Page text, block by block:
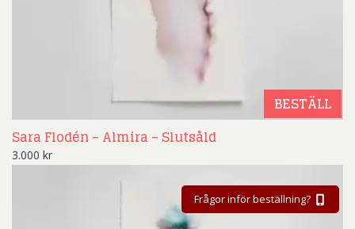
BESTÄLL
Sara Flodén – Almira – Slutsåld
3.000 kr
Frågor inför beställning?